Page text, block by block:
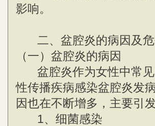
影响。
二、盆腔炎的病因及
（一）盆腔炎的病因
盆腔炎作为女性中常见
性传播疾病感染盆腔炎发
因也在不断增多，主要引
1、细菌感染